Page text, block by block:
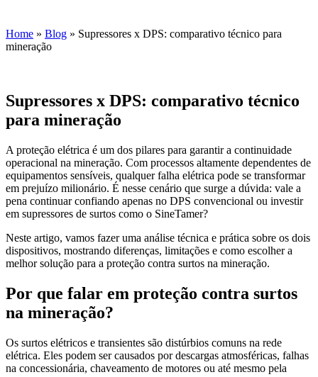
Home » Blog » Supressores x DPS: comparativo técnico para
mineração
Supressores x DPS: comparativo técnico
para mineração
A proteção elétrica é um dos pilares para garantir a continuidade
operacional na mineração. Com processos altamente dependentes de
equipamentos sensíveis, qualquer falha elétrica pode se transformar
em prejuízo milionário. É nesse cenário que surge a dúvida: vale a
pena continuar confiando apenas no DPS convencional ou investir
em supressores de surtos como o SineTamer?
Neste artigo, vamos fazer uma análise técnica e prática sobre os dois
dispositivos, mostrando diferenças, limitações e como escolher a
melhor solução para a proteção contra surtos na mineração.
Por que falar em proteção contra surtos
na mineração?
Os surtos elétricos e transientes são distúrbios comuns na rede
elétrica. Eles podem ser causados por descargas atmosféricas, falhas
na concessionária, chaveamento de motores ou até mesmo pela